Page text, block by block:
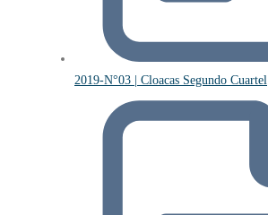
2019-N°03 | Cloacas Segundo Cuartel